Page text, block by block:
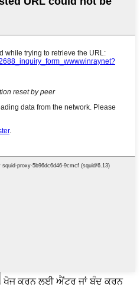
ਖੋਜ ਕਰਨ ਲਈ ਐਂਟਰ ਜਾਂ ਬੰਦ ਕਰਨ